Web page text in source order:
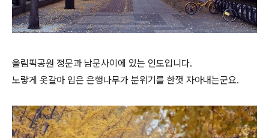
올림픽공원 정문과 남문사이에 있는 인도입니다.
노랗게 옷갈아 입은 은행나무가 분위기를 한껏 자아내는군요.